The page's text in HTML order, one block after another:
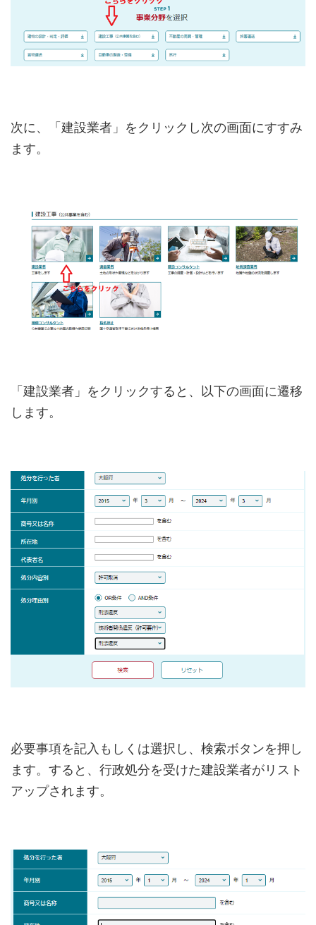
次に、「建設業者」をクリックし次の画面にすすみ
ます。
「建設業者」をクリックすると、以下の画面に遷移
します。
必要事項を記入もしくは選択し、検索ボタンを押し
ます。すると、行政処分を受けた建設業者がリスト
アップされます。